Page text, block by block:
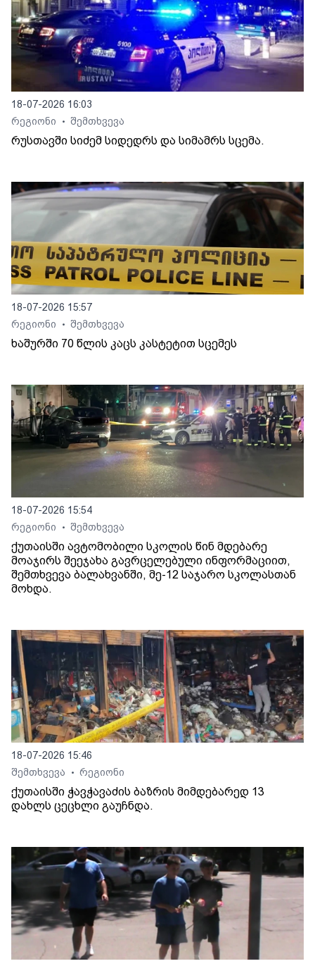
18-07-2026 16:03
რეგიონი
• შემთხვევა
რუსთავში სიძემ სიდედრს და სიმამრს სცემა.
18-07-2026 15:57
რეგიონი
• შემთხვევა
ხაშურში 70 წლის კაცს კასტეტით სცემეს
18-07-2026 15:54
რეგიონი
• შემთხვევა
ქუთაისში ავტომობილი სკოლის წინ მდებარე
მოაჯირს შეეჯახა გავრცელებული ინფორმაციით,
შემთხვევა ბალახვანში, მე-12 საჯარო სკოლასთან
მოხდა.
18-07-2026 15:46
შემთხვევა
• რეგიონი
ქუთაისში ჭავჭავაძის ბაზრის მიმდებარედ 13
დახლს ცეცხლი გაუჩნდა.